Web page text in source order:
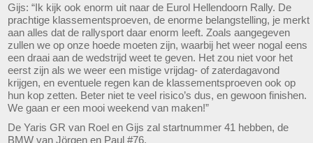
Gijs: “Ik kijk ook enorm uit naar de Eurol Hellendoorn Rally. De
prachtige klassementsproeven, de enorme belangstelling, je merkt
aan alles dat de rallysport daar enorm leeft. Zoals aangegeven
zullen we op onze hoede moeten zijn, waarbij het weer nogal eens
een draai aan de wedstrijd weet te geven. Het zou niet voor het
eerst zijn als we weer een mistige vrijdag- of zaterdagavond
krijgen, en eventuele regen kan de klassementsproeven ook op
hun kop zetten. Beter niet te veel risico’s dus, en gewoon finishen.
We gaan er een mooi weekend van maken!”
De Yaris GR van Roel en Gijs zal startnummer 41 hebben, de
BMW van Jörgen en Paul #76.